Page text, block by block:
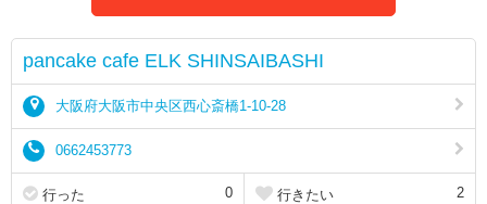
pancake cafe ELK SHINSAIBASHI
大阪府大阪市中央区西心斎橋1-10-28
0662453773
行った 0 行きたい 2